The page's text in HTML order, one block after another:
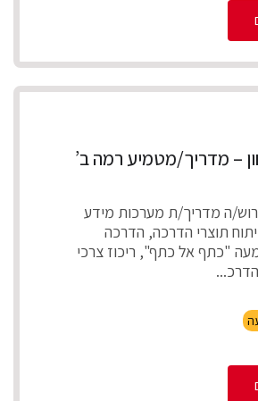
– מדריך/מטמיע רמה ב’
ה מדריך/ת מערכות מידע
תוצרי הדרכה, הדרכה
"כתף אל כתף", ריכוז צרכי